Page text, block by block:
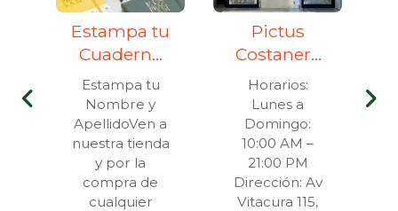
Estampa tu
Cuaderno
Leuchtturm
1917
Estampa tu
Nombre y
ApellidoVen a
nuestra tienda
y por la
compra de
cualquier
Pictus
Costanera
Center
Horarios:
Lunes a
Domingo:
10:00 AM –
21:00 PM
Dirección: Av
Vitacura 115,